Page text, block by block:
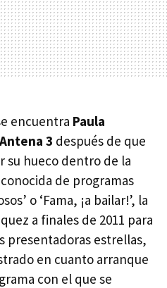
encuentra Paula
3 después de que
su hueco dentro de la
de programas
o ‘Fama, ¡a bailar!’, la
a finales de 2011 para
presentadoras estrellas,
en cuanto arranque
con el que se